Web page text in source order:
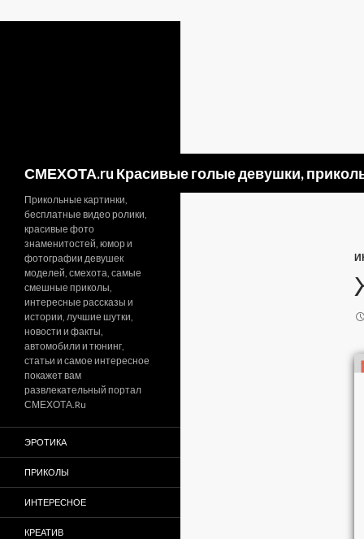
СМЕХОТА.ru Красивые голые девушки,
Прикольные картинки,
бесплатные видео ролики,
красивые фото
знаменитостей, юмор и
фотографии девушек
моделей, смехота, самые
смешные приколы,
интересные рассказы и
истории, лучшие шутки,
новости и факты,
автомобили и тюнинг,
статьи и самое интересное
покажет вам
развлекательный портал
СМЕХОТА.Ru
ЭРОТИКА
ПРИКОЛЫ
ИНТЕРЕСНОЕ
КРЕАТИВ